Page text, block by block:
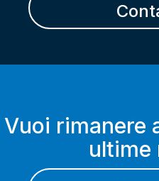
Vuoi rimanere
ultime